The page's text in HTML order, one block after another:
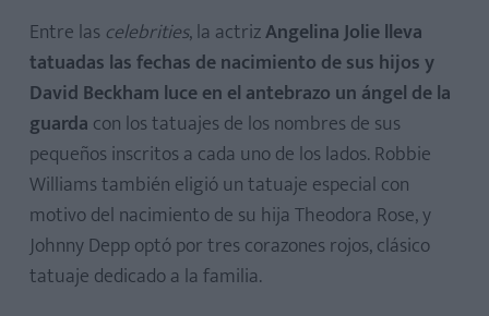
Entre las celebrities, la actrizAngelina Jolie lleva
tatuadas las fechas de nacimiento de sus hijos y
David Beckham luce en el antebrazo un ángel de la
guarda con los tatuajes de los nombres de sus
pequeños inscritos a cada uno de los lados. Robbie
Williams también eligió un tatuaje especial con
motivo del nacimiento de su hija Theodora Rose, y
Johnny Depp optó por tres corazones rojos, clásico
tatuaje dedicado a la familia.